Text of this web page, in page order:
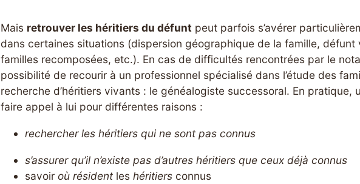
Mais retrouver les héritiers du défunt peut parfois s’avérer
dans certaines situations (dispersion géographique de la famille, défunt
familles recomposées, etc.). En cas de difficultés rencontrées par le
possibilité de recourir à un professionnel spécialisé dans l’étude des
recherche d’héritiers vivants : le généalogiste successoral. En pratique,
faire appel à lui pour différentes raisons :
rechercher les héritiers qui ne sont pas connus
s’assurer qu’il n’existe pas d’autres héritiers que ceux déjà connus
savoir où résident les héritiers connus